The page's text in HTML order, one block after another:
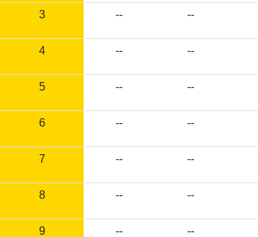
3 -- --
4 -- --
5 -- --
6 -- --
7 -- --
8 -- --
9 -- --